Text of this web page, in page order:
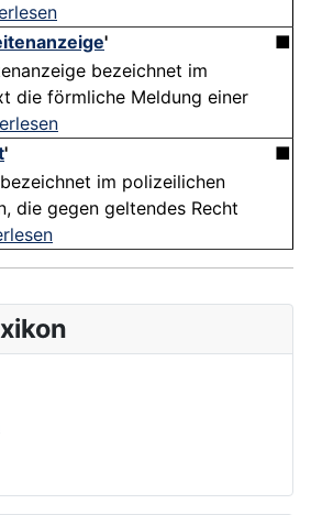
'
■
bezeichnet im
die förmliche Meldung einer
'
■
im polizeilichen
die gegen geltendes Recht